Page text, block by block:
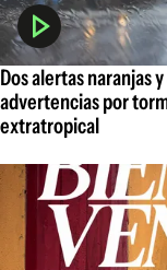
Dos alertas naranjas
advertencias por
extratropical